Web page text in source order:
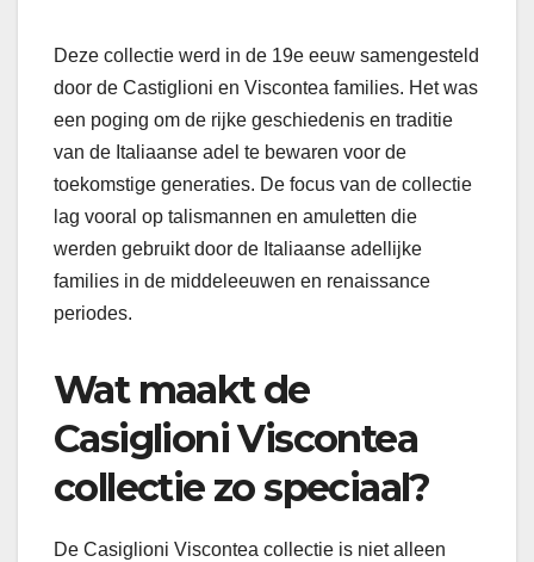
Deze collectie werd in de 19e eeuw samengesteld
door de Castiglioni en Viscontea families. Het was
een poging om de rijke geschiedenis en traditie
van de Italiaanse adel te bewaren voor de
toekomstige generaties. De focus van de collectie
lag vooral op talismannen en amuletten die
werden gebruikt door de Italiaanse adellijke
families in de middeleeuwen en renaissance
periodes.
Wat maakt de
Casiglioni Viscontea
collectie zo speciaal?
De Casiglioni Viscontea collectie is niet alleen